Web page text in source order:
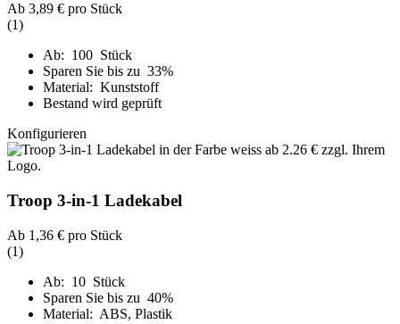
Ab 3,89 € pro Stück
(1)
Ab: 100 Stück
Sparen Sie bis zu 33%
Material: Kunststoff
Bestand wird geprüft
Konfigurieren
Troop 3-in-1 Ladekabel
Ab 1,36 € pro Stück
(1)
Ab: 10 Stück
Sparen Sie bis zu 40%
Material: ABS, Plastik